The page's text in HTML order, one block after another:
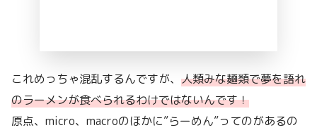
これめっちゃ混乱するんですが、 人類みな麺類で夢を語れ
のラーメンが食べられるわけではないんです！
原点、micro、macroのほかに”らーめん”ってのがあるの